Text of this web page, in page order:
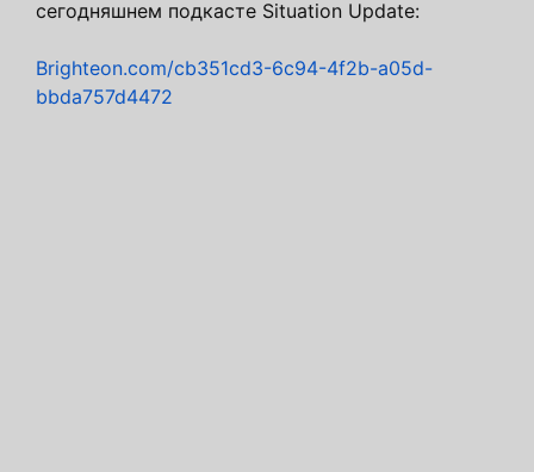
сегодняшнем подкасте Situation Update:
Brighteon.com/cb351cd3-6c94-4f2b-a05d-
bbda757d4472